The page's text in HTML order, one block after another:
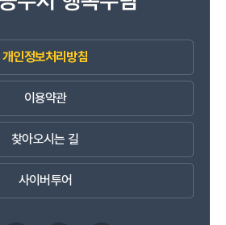
개인정보처리방침
이용약관
찾아오시는 길
사이버투어